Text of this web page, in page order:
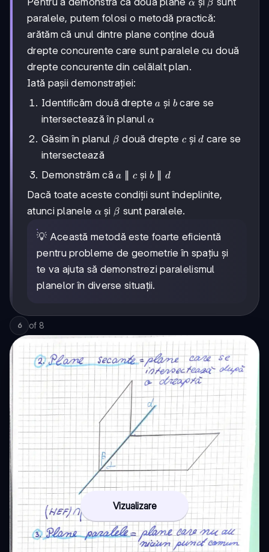
α β
paralele, putem folosi o metodă practică:
arătăm că unul dintre plane conține două
drepte concurente care sunt paralele cu două
drepte concurente din celălalt plan.
Iată pașii demonstrației:
Identificăm două dreptea
a și b
b care se
intersectează în planul\alpha
α
Găsim în planul \beta
β două drepte c
c șid
d care se
intersectează
Demonstrăm căa
c
a ∥ cși b
d
b ∥ d
Dacă toate aceste condiții sunt îndeplinite,
atunci planele \alpha
αși \beta
β sunt paralele.
💡 Această metodă este foarte eficientă
pentru probleme de geometrie în spațiu și
te va ajuta să demonstrezi paralelismul
planelor în diverse situații.
6 of 8
Vizualizare